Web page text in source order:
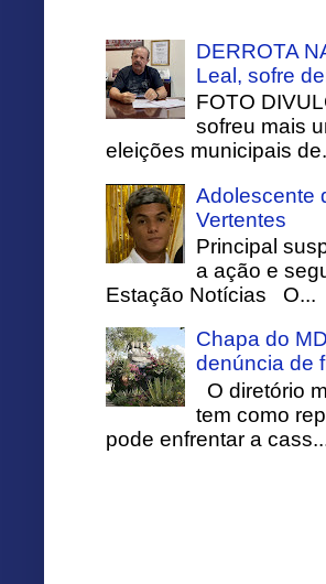
DERROTA
Leal, sofre
FOTO
sofreu mais
eleições municipais
Adolescente
Vertentes
Principal
a ação e
Estação Notícias O...
Chapa do
denúncia de
O diretório
tem como
pode enfrentar a